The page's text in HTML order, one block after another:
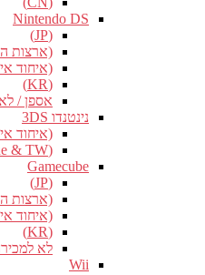
Nintendo DS
(JP)
(ארצות
(איחוד
(KR)
אספן /
נינטנדו 3DS
(איחוד
(ique & TW)
Gamecube
(JP)
(ארצות
(איחוד
(KR)
לא
Wii